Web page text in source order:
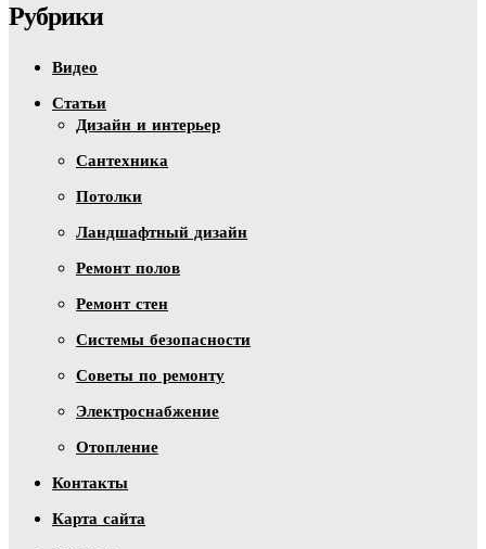
Рубрики
Видео
Статьи
Дизайн и интерьер
Сантехника
Потолки
Ландшафтный дизайн
Ремонт полов
Ремонт стен
Системы безопасности
Советы по ремонту
Электроснабжение
Отопление
Контакты
Карта сайта